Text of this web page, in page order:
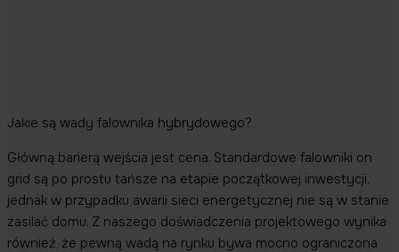
Jakie są wady falownika hybrydowego?
Główną barierą wejścia jest cena. Standardowe falowniki on
grid są po prostu tańsze na etapie początkowej inwestycji,
jednak w przypadku awarii sieci energetycznej nie są w stanie
zasilać domu. Z naszego doświadczenia projektowego wynika
również, że pewną wadą na rynku bywa mocno ograniczona